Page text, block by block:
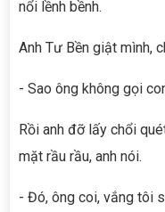
nổi lềnh bềnh.
Anh Tư Bền giật mình,
- Sao ông không gọi
Rồi anh đỡ lấy chổi
mặt rầu rầu, anh nói.
- Đó, ông coi, vắng tôi